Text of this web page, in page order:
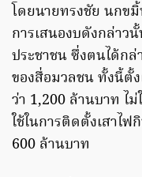
โดยนายทรงชัย นกข
การเสนองบดังกล่าว
ประชาชน ซึ่งตนได้กล่
ของสื่อมวลชน ทั้งนี้ตั้
ว่า 1,200 ล้านบาท ไ
ใช้ในการติดตั้งเสาไ
600 ล้านบาท